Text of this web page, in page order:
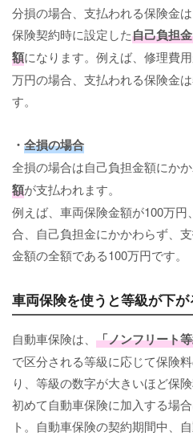
分損の場合、支払われる保険金
保険契約時に設定した自己負担
額になります。例えば、修理費
万円の場合、支払われる保険金
す。
・ 全損の場合
全損の場合は自己負担金額にかか
額が支払われます。
例えば、車両保険金額が100万
合、自己負担金にかかわらず、
金額の全額である100万円です。
車両保険を使うと等級が下が
自動車保険は、 「ノンフリート
で区分される等級に応じて保険
り、等級の数字が大きいほど保
初めて自動車保険に加入する場
ト。自動車保険の契約期間中、